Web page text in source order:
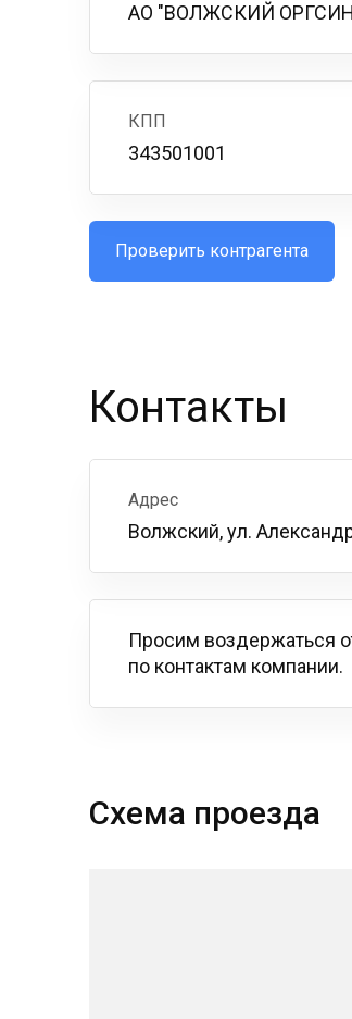
АО "ВОЛЖСКИЙ
КПП
343501001
Проверить контрагента
Контакты
Адрес
Волжский, ул.
Просим воздержаться
по контактам компании.
Схема проезда